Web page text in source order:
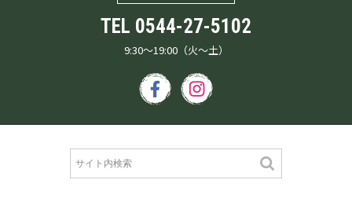
TEL 0544-27-5102
9:30～19:00（火～土）